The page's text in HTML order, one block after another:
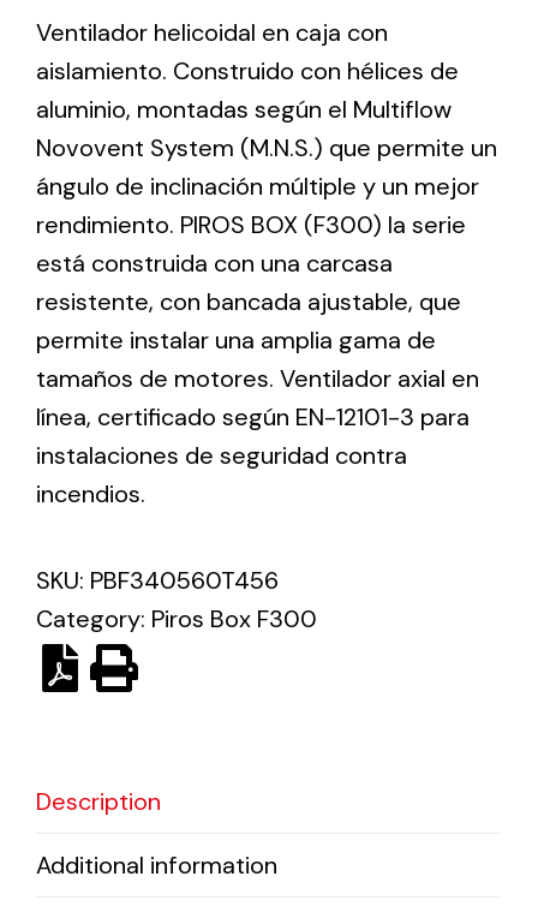
Ventilation
The incorporation of Novovent into the group
meant a greater offer of ventilation products for
different uses
Iluminación Solar
Variedad de soluciones solares para todo tipo
de necesidades.
Solar lighting
Variety of solar solutions for all kinds of needs.
Ventilador helicoidal en caja con
aislamiento. Construido con hélices de
aluminio, montadas según el Multiflow
Novovent System (M.N.S.) que permite un
ángulo de inclinación múltiple y un mejor
rendimiento. PIROS BOX (F300) la serie
está construida con una carcasa
resistente, con bancada ajustable, que
permite instalar una amplia gama de
tamaños de motores. Ventilador axial en
línea, certificado según EN-12101-3 para
instalaciones de seguridad contra
incendios.
SKU: PBF340560T456
Category: Piros Box F300
Description
Additional information